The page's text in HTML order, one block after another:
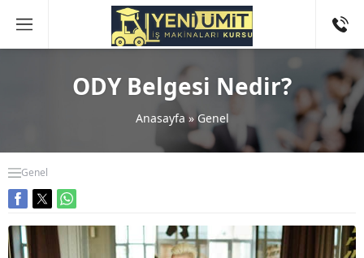
ODY Belgesi Nedir?
Anasayfa» Genel
Genel